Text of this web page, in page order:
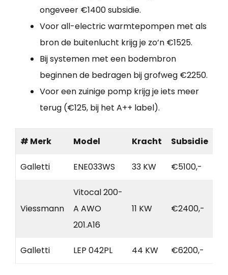
ongeveer €1400 subsidie.
Voor all-electric warmtepompen met als
bron de buitenlucht krijg je zo’n €1525.
Bij systemen met een bodembron
beginnen de bedragen bij grofweg €2250.
Voor een zuinige pomp krijg je iets meer
terug (€125, bij het A++ label).
# Merk Model Kracht Subsidie
Galletti ENE033WS 33 KW €5100,-
Viessmann
Vitocal 200-
A AWO
201.A16
11 KW €2400,-
Galletti LEP 042PL 44 KW €6200,-